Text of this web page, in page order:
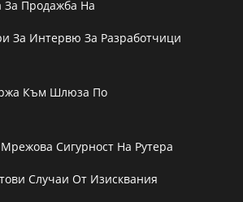
За Продажба На
За Интервю За Разработчици
Към Шлюза По
Сигурност На Рутера
Случаи От Изисквания